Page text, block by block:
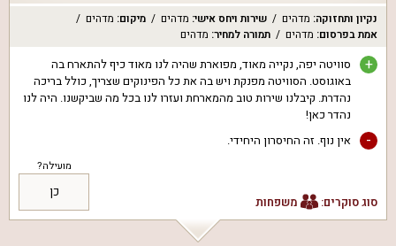
נקיון ותחזוקה: מדהים שירות ויחס אישי: מדהים מיקום: מדהים
אמת בפרסום: מדהים תמורה למחיר: מדהים
+
סוויטה יפה, נקייה מאוד, מפוארת שהיה לנו מאוד כיף להתארח בה
באוגוסט. הסוויטה מפנקת ויש בה את כל הפינוקים שצריך, כולל בריכה
נהדרת. קיבלנו שירות טוב מהמארחת ועזרו לנו בכל מה שביקשנו. היה לנו
נהדר כאן!
- אין נוף. זה החיסרון היחידי.
סוג סוקרים: משפחות
מועילה?
כן